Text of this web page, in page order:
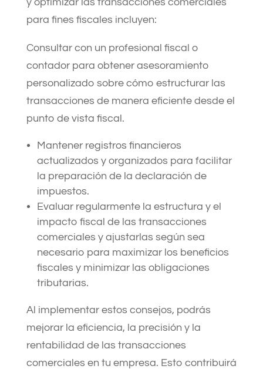
para fines fiscales incluyen:
Consultar con un profesional fiscal o
contador para obtener asesoramiento
personalizado sobre cómo estructurar las
transacciones de manera eficiente desde el
punto de vista fiscal.
Mantener registros financieros
actualizados y organizados para facilitar
la preparación de la declaración de
impuestos.
Evaluar regularmente la estructura y el
impacto fiscal de las transacciones
comerciales y ajustarlas según sea
necesario para maximizar los beneficios
fiscales y minimizar las obligaciones
tributarias.
Al implementar estos consejos, podrás
mejorar la eficiencia, la precisión y la
rentabilidad de las transacciones
comerciales en tu empresa. Esto contribuirá